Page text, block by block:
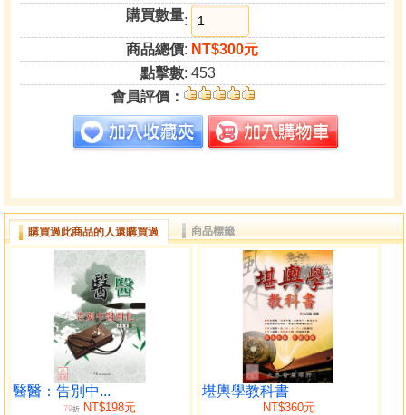
購買數量:
商品總價: NT$300元
點擊數: 453
會員評價：
購買過此商品的人還購買過 商品標籤
醫醫：告別中...
79折 NT$198元
堪輿學教科書
NT$360元